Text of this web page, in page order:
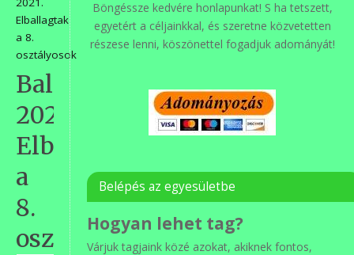
Elballagtak
a 8.
osztályosok
Ballagás
2021.
Elballagtak
a
8.
osztályosok
Böngéssze kedvére honlapunkat! S ha tetszett,
egyetért a céljainkkal, és szeretne közvetetten
részese lenni, köszönettel fogadjuk adományát!
Belépés az egyesületbe
Hogyan lehet tag?
Várjuk tagjaink közé azokat, akiknek fontos,